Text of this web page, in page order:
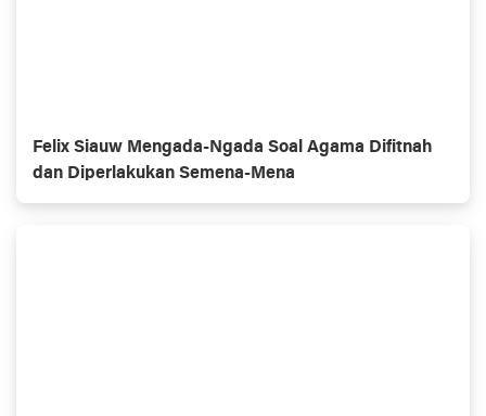
Felix Siauw Mengada-Ngada Soal Agama Difitnah
dan Diperlakukan Semena-Mena